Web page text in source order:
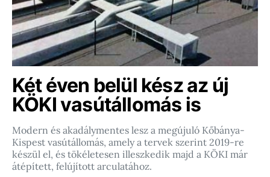
Két éven belül kész az új
KÖKI vasútállomás is
Modern és akadálymentes lesz a megújuló Kőbánya-
Kispest vasútállomás, amely a tervek szerint 2019-re
készül el, és tökéletesen illeszkedik majd a KÖKI már
átépített, felújított arculatához.